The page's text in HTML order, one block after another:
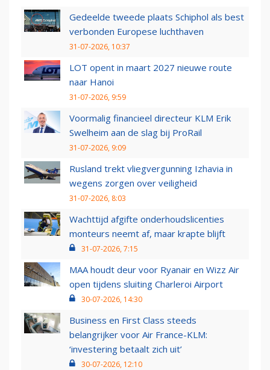
Gedeelde tweede plaats Schiphol als best
verbonden Europese luchthaven
31-07-2026, 10:37
LOT opent in maart 2027 nieuwe route
naar Hanoi
31-07-2026, 9:59
Voormalig financieel directeur KLM Erik
Swelheim aan de slag bij ProRail
31-07-2026, 9:09
Rusland trekt vliegvergunning Izhavia in
wegens zorgen over veiligheid
31-07-2026, 8:03
Wachttijd afgifte onderhoudslicenties
monteurs neemt af, maar krapte blijft
31-07-2026, 7:15
MAA houdt deur voor Ryanair en Wizz Air
open tijdens sluiting Charleroi Airport
30-07-2026, 14:30
Business en First Class steeds
belangrijker voor Air France-KLM:
‘investering betaalt zich uit’
30-07-2026, 12:10